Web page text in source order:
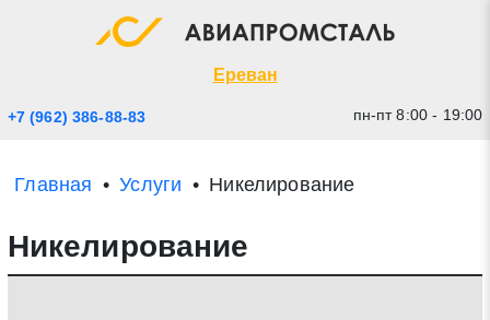
Ереван
+7 (962) 386-88-83 пн-пт 8:00 - 19:00
Главная Услуги Никелирование
Никелирование
Экспресс заявка